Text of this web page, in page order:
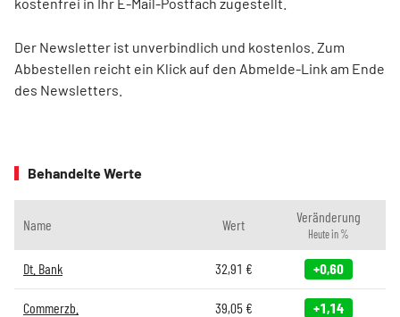
Der Newsletter ist unverbindlich und kostenlos. Zum
Abbestellen reicht ein Klick auf den Abmelde-Link am Ende
des Newsletters.
Behandelte Werte
Name Wert Veränderung
Heute in %
Dt. Bank 32,91 € +0,60
Commerzb. 39,05€ +1,14